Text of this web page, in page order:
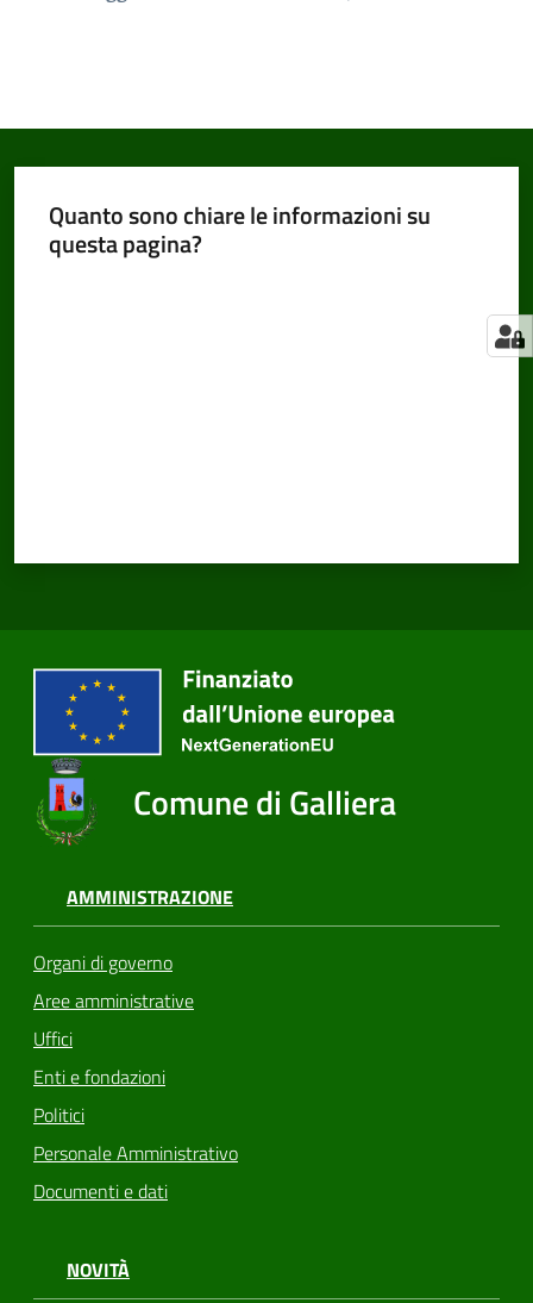
Quanto sono chiare le informazioni su
questa pagina?
Comune di Galliera
AMMINISTRAZIONE
Organi di governo
Aree amministrative
Uffici
Enti e fondazioni
Politici
Personale Amministrativo
Documenti e dati
NOVITÀ